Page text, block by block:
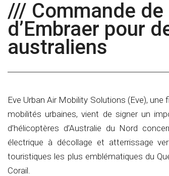
/// Commande
d’Embraer pour
australiens
Eve Urban Air Mobility Solutions (Eve), une
mobilités urbaines, vient de signer un
d’hélicoptères d’Australie du Nord
électrique à décollage et atterrissage
touristiques les plus emblématiques du
Corail.